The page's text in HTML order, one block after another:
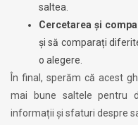
saltea.
Cercetarea și
și să comparați
o alegere.
În final, sperăm că acest
mai bune saltele pentru
informații și sfaturi despre